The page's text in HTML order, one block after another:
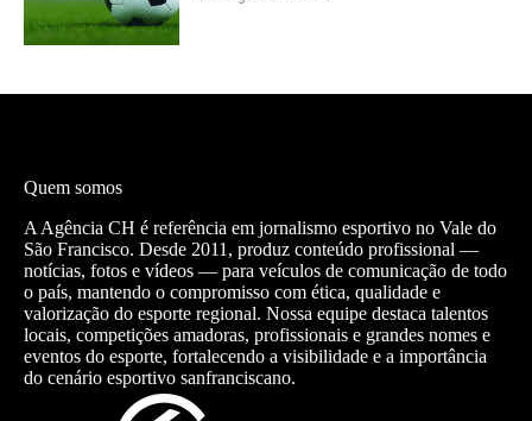
Quem somos
A Agência CH é referência em jornalismo esportivo no Vale do
São Francisco. Desde 2011, produz conteúdo profissional —
notícias, fotos e vídeos — para veículos de comunicação de todo
o país, mantendo o compromisso com ética, qualidade e
valorização do esporte regional. Nossa equipe destaca talentos
locais, competições amadoras, profissionais e grandes nomes e
eventos do esporte, fortalecendo a visibilidade e a importância
do cenário esportivo sanfranciscano.